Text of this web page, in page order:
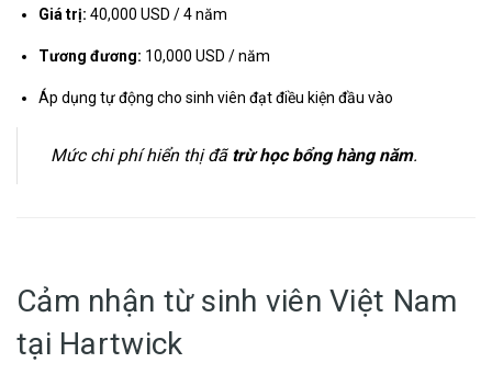
Giá trị: 40,000 USD / 4 năm
Tương đương: 10,000 USD / năm
Áp dụng tự động cho sinh viên đạt điều kiện đầu vào
Mức chi phí hiển thị đã trừ học bổng hàng năm.
Cảm nhận từ sinh viên Việt Nam
tại Hartwick